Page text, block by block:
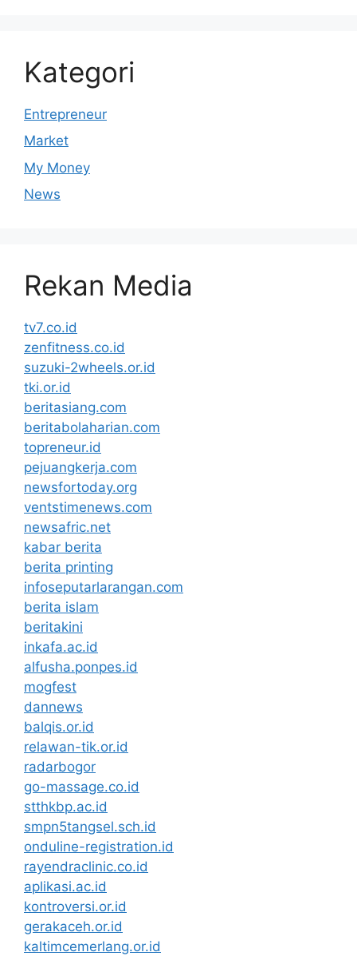
Kategori
Entrepreneur
Market
My Money
News
Rekan Media
tv7.co.id
zenfitness.co.id
suzuki-2wheels.or.id
tki.or.id
beritasiang.com
beritabolaharian.com
topreneur.id
pejuangkerja.com
newsfortoday.org
ventstimenews.com
newsafric.net
kabar berita
berita printing
infoseputarlarangan.com
berita islam
beritakini
inkafa.ac.id
alfusha.ponpes.id
mogfest
dannews
balqis.or.id
relawan-tik.or.id
radarbogor
go-massage.co.id
stthkbp.ac.id
smpn5tangsel.sch.id
onduline-registration.id
rayendraclinic.co.id
aplikasi.ac.id
kontroversi.or.id
gerakaceh.or.id
kaltimcemerlang.or.id